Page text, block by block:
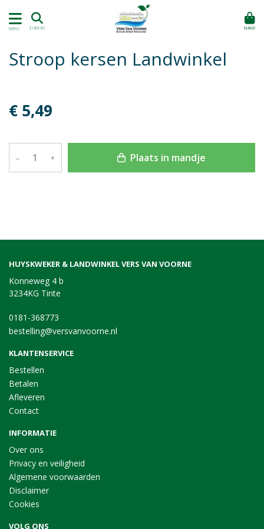
MENU ZOEKEN MAND
Stroop kersen Landwinkel
€ 5,49
– + Plaats in mandje
HUYSKWEKER & LANDWINKEL VERS VAN VOORNE
Konneweg 4 b
3234KG Tinte
0181-368773
bestelling@versvanvoorne.nl
KLANTENSERVICE
Bestellen
Betalen
Afleveren
Contact
INFORMATIE
Over ons
Privacy en veiligheid
Algemene voorwaarden
Disclaimer
Cookies
VOLG ONS